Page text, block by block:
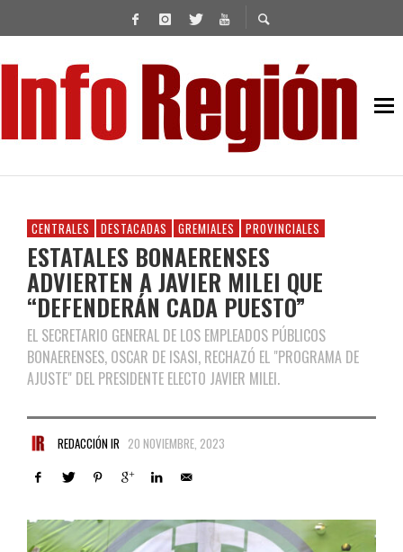
CENTRALES DESTACADAS GREMIALES PROVINCIALES
ESTATALES BONAERENSES
ADVIERTEN A JAVIER MILEI QUE
“DEFENDERÁN CADA PUESTO”
EL SECRETARIO GENERAL DE LOS EMPLEADOS PÚBLICOS
BONAERENSES, OSCAR DE ISASI, RECHAZÓ EL "PROGRAMA DE
AJUSTE" DEL PRESIDENTE ELECTO JAVIER MILEI.
REDACCIÓN IR 20 NOVIEMBRE, 2023